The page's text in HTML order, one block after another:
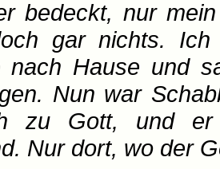
bedeckt, nur
gar nichts.
nach Hause und
Nun war
zu Gott, und er
Nur dort, wo der